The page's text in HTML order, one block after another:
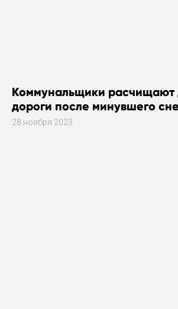
Коммунальщики расчищают
дороги после минувшего
28 ноября 2023